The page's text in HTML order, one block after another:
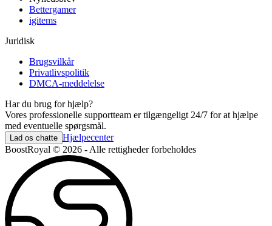
Bettergamer
igitems
Juridisk
Brugsvilkår
Privatlivspolitik
DMCA-meddelelse
Har du brug for hjælp?
Vores professionelle supportteam er tilgængeligt 24/7 for at hjælpe
med eventuelle spørgsmål.
Lad os chatte Hjælpecenter
BoostRoyal © 2026 - Alle rettigheder forbeholdes